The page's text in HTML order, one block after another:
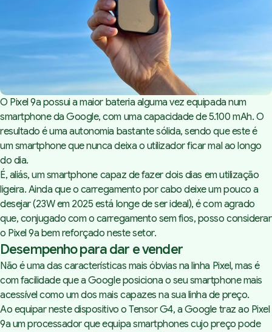
O Pixel 9a possui a maior bateria alguma vez equipada num
smartphone da Google, com uma capacidade de 5.100 mAh. O
resultado é uma autonomia bastante sólida, sendo que este é
um smartphone que nunca deixa o utilizador ficar mal ao longo
do dia.
É, aliás, umsmartphone capaz de fazer dois dias em utilização
ligeira. Ainda que o carregamento por cabo deixe um pouco a
desejar (23W em 2025 está longe de ser ideal), é com agrado
que, conjugado com o carregamento sem fios, posso considerar
o Pixel 9a bem reforçado neste setor.
Desempenho para dar e vender
Não é uma das características mais óbvias na linha Pixel, mas é
com facilidade que a Google posiciona o seusmartphonemais
acessível como um dos mais capazes na sua linha de preço.
Ao equipar neste dispositivo o Tensor G4, a Google traz ao Pixel
9a um processador que equipasmartphonescujo preço pode